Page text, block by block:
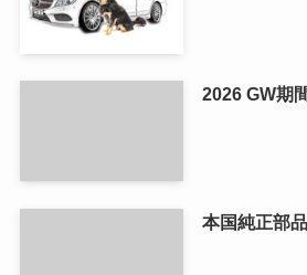
2026 GW期
本国純正部